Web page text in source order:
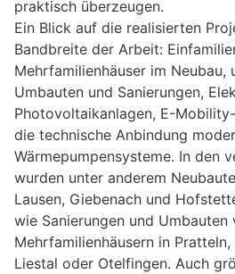
praktisch überzeugen.
Ein Blick auf die realisierten
Bandbreite der Arbeit:
Mehrfamilienhäuser im Neubau,
Umbauten und Sanierungen,
Photovoltaikanlagen, E-
die technische Anbindung
Wärmepumpensysteme. In den
wurden unter anderem
Lausen, Giebenach und
wie Sanierungen und Umbauten
Mehrfamilienhäusern in Pratteln,
Liestal oder Otelfingen. Auch